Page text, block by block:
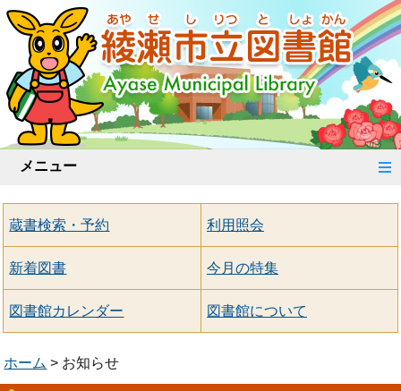
メニュー
蔵書検索・予約 利用照会
新着図書 今月の特集
図書館カレンダー 図書館について
ホーム お知らせ